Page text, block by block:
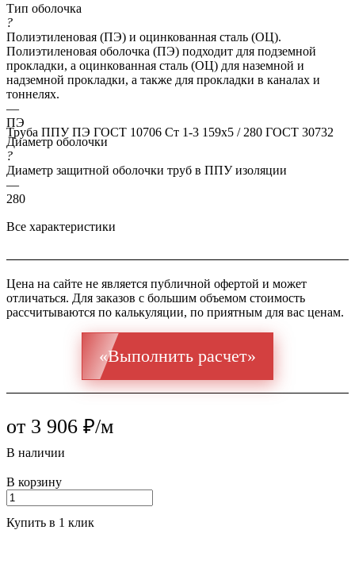
Труба ППУ ПЭ ГОСТ 10706 Ст 1-3 159x5 / 280 ГОСТ 30732
Тип оболочка
?
Полиэтиленовая (ПЭ) и оцинкованная сталь (ОЦ).
Полиэтиленовая оболочка (ПЭ) подходит для подземной
прокладки, а оцинкованная сталь (ОЦ) для наземной и
надземной прокладки, а также для прокладки в каналах и
тоннелях.
—
ПЭ
Диаметр оболочки
?
Диаметр защитной оболочки труб в ППУ изоляции
—
280
Все характеристики
Цена на сайте не является публичной офертой и может
отличаться. Для заказов с большим объемом стоимость
рассчитываются по калькуляции, по приятным для вас ценам.
«Выполнить расчет»
от 3 906 ₽/м
В наличии
В корзину
Купить в 1 клик